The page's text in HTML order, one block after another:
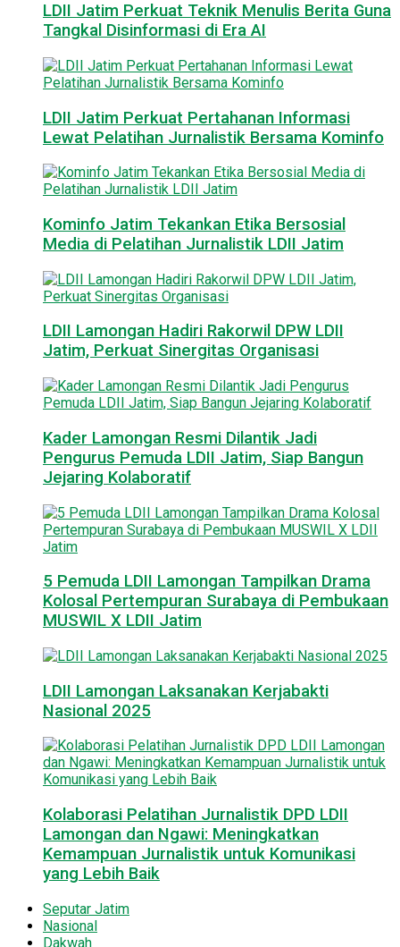
LDII Jatim Perkuat Teknik Menulis Berita Guna
Tangkal Disinformasi di Era AI
LDII Jatim Perkuat Pertahanan Informasi
Lewat Pelatihan Jurnalistik Bersama Kominfo
Kominfo Jatim Tekankan Etika Bersosial
Media di Pelatihan Jurnalistik LDII Jatim
LDII Lamongan Hadiri Rakorwil DPW LDII
Jatim, Perkuat Sinergitas Organisasi
Kader Lamongan Resmi Dilantik Jadi
Pengurus Pemuda LDII Jatim, Siap Bangun
Jejaring Kolaboratif
5 Pemuda LDII Lamongan Tampilkan Drama
Kolosal Pertempuran Surabaya di Pembukaan
MUSWIL X LDII Jatim
LDII Lamongan Laksanakan Kerjabakti
Nasional 2025
Kolaborasi Pelatihan Jurnalistik DPD LDII
Lamongan dan Ngawi: Meningkatkan
Kemampuan Jurnalistik untuk Komunikasi
yang Lebih Baik
Seputar Jatim
Nasional
Dakwah